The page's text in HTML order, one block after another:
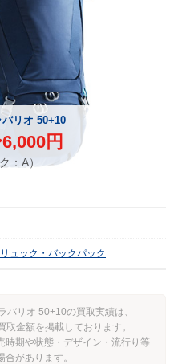
リオ 50+10
円
：A）
ュック・バックパック
バリオ 50+10の買取実績は、
金額を掲載しております。
時期や状態・デザイン・流行り等
があります。